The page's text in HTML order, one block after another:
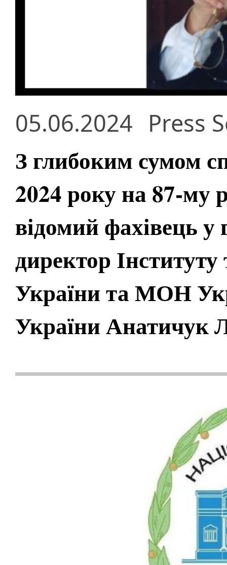
05.06.2024 Press
З глибоким сумом
2024 року на 87-му
відомий фахівець у
директор
України та МОН
України Анатичук